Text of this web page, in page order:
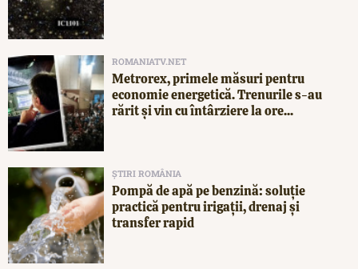
ROMANIATV.NET
Metrorex, primele măsuri pentru
economie energetică. Trenurile s-au
rărit și vin cu întârziere la ore...
ȘTIRI ROMÂNIA
Pompă de apă pe benzină: soluție
practică pentru irigații, drenaj și
transfer rapid